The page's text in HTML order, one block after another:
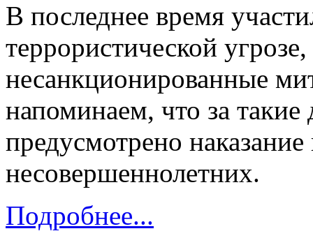
В последнее время
террористической
несанкционированные
напоминаем, что за такие
предусмотрено
несовершеннолетних.
Подробнее...